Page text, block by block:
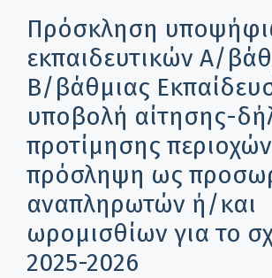
Πρόσκληση
εκπαιδευτικών Α/
Β/βάθμιας
υποβολή αίτησης-
προτίμησης
πρόσληψη ως
αναπληρωτών ή/και
ωρομισθίων για το
2025-2026